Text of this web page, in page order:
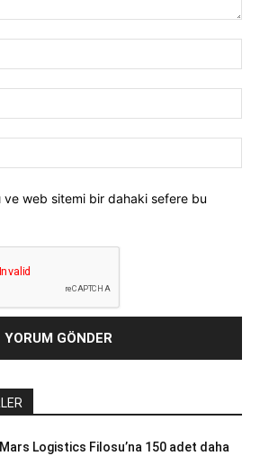
ve web sitemi bir dahaki sefere bu
Mars Logistics Filosu’na 150 adet daha